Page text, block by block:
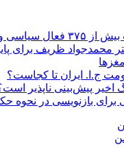
اعلام حمایت بیش از ۳۷۵
محمدجواد ظریف برای
ج.ا. ایران تا کجاست؟
اخیر پیش‌بینی ناپذیر
بازنویسی در نحوه